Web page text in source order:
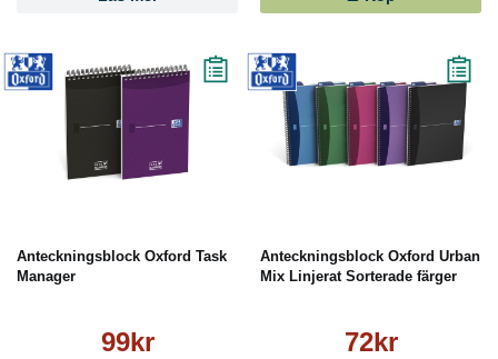
Anteckningsblock Oxford Task
Manager
99kr
Anteckningsblock Oxford Urban
Mix Linjerat Sorterade färger
72kr